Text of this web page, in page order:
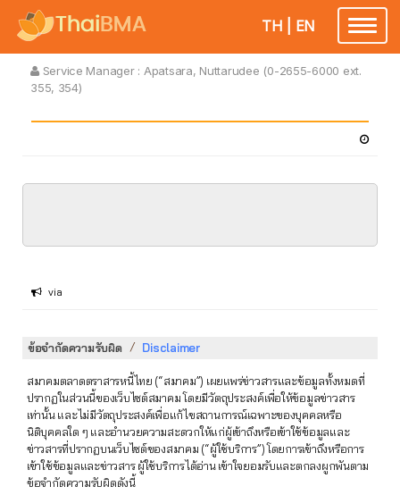
Toggle
TH EN
Service Manager : Apatsara, Nuttarudee (0-2655-6000 ext.
355, 354)
via
ข้อจำกัดความรับผิด / Disclaimer
สมาคมตลาดตราสารหนี้ไทย (“สมาคม”) เผยแพร่ข่าวสารและข้อมูลทั้งหมดที่
ปรากฏในส่วนนี้ของเว็บไซต์สมาคม โดยมีวัตถุประสงค์เพื่อให้ข้อมูลข่าวสาร
เท่านั้น และไม่มีวัตถุประสงค์เพื่อแก้ไขสถานการณ์เฉพาะของบุคคลหรือ
นิติบุคคลใด ๆ และอำนวยความสะดวกให้แก่ผู้เข้าถึงหรือเข้าใช้ข้อมูลและ
ข่าวสารที่ปรากฏบนเว็บไซต์ของสมาคม (“ผู้ใช้บริการ”) โดยการเข้าถึงหรือการ
เข้าใช้ข้อมูลและข่าวสาร ผู้ใช้บริการได้อ่าน เข้าใจยอมรับและตกลงผูกพันตาม
ข้อจำกัดความรับผิดดังนี้